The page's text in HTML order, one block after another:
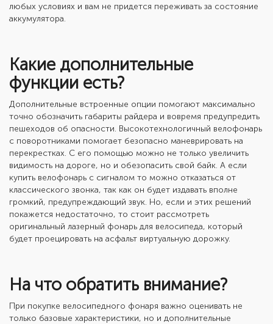
любых условиях и вам не придется переживать за состояние
аккумулятора.
Какие дополнительные
функции есть?
Дополнительные встроенные опции помогают максимально
точно обозначить габариты райдера и вовремя предупредить
пешеходов об опасности. Высокотехнологичный велофонарь
с поворотниками помогает безопасно маневрировать на
перекрестках. С его помощью можно не только увеличить
видимость на дороге, но и обезопасить свой байк. А если
купить велофонарь с сигналом то можно отказаться от
классического звонка, так как он будет издавать вполне
громкий, предупреждающий звук. Но, если и этих решений
покажется недостаточно, то стоит рассмотреть
оригинальный лазерный фонарь для велосипеда, который
будет проецировать на асфальт виртуальную дорожку.
На что обратить внимание?
При покупке велосипедного фонаря важно оценивать не
только базовые характеристики, но и дополнительные